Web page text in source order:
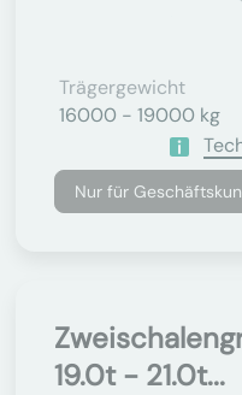
Trägergewicht
16000 - 19000 kg
Nur für
19.0t - 21.0t...